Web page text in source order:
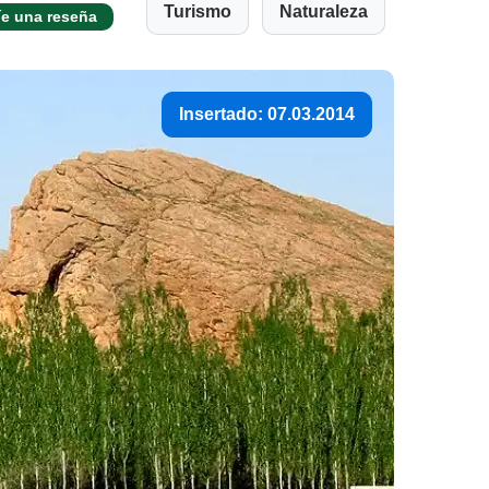
una reseña Turismo Naturaleza
Insertado: 07.03.2014